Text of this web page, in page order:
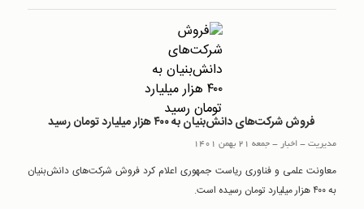
فروش شرکت‌های دانش‌بنیان به ۴۰۰ هزار میلیارد تومان رسید
مدیریت-اخبار -جمعه 21 بهمن 1401
معاونت علمی و فناوری ریاست جمهوری اعلام کرد فروش شرکت‌های دانش‌بنیان
به ۴۰۰ هزار میلیارد تومان رسیده است.